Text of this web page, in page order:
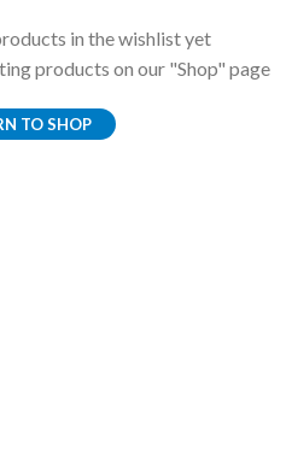
in the wishlist yet.
products on our "Shop" page.
TO SHOP